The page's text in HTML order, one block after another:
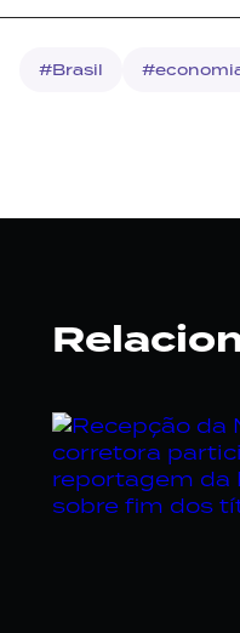
#Brasil